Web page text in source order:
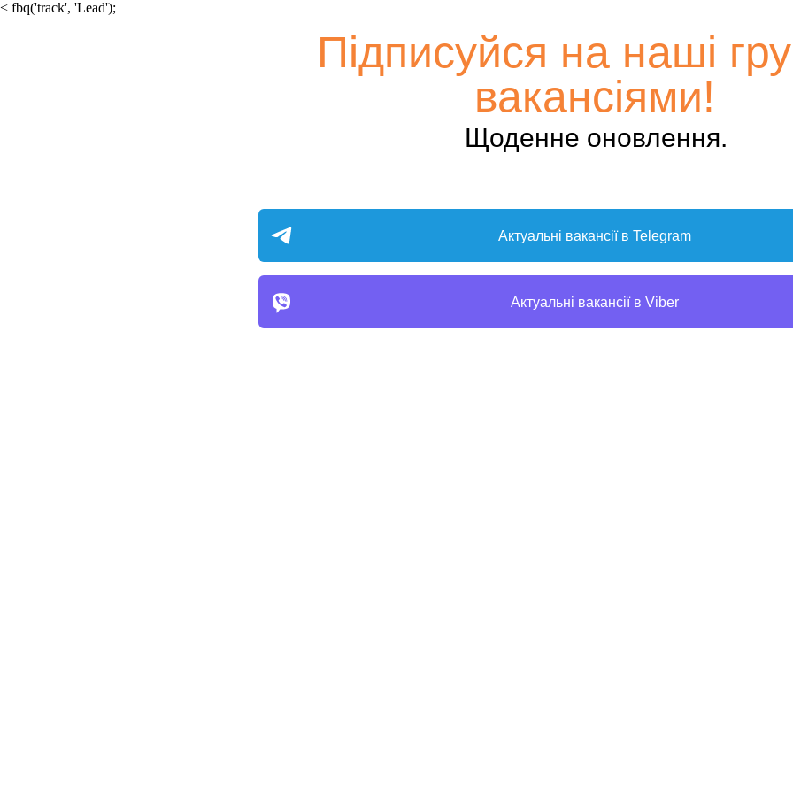
< fbq('track', 'Lead');
Підписуйся на наші
вакансіями!
Щоденне оновлення.
Актуальні вакансії в Telegram
Актуальні вакансії в Viber